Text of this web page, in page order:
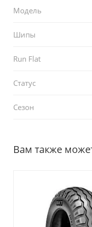
Модель
Шипы
Run Flat
Статус
Сезон
Вам также